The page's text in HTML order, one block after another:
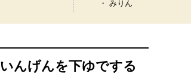
・ みりん
いんげんを下ゆでする